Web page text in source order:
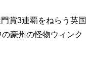
賞3連覇をねらう英国
豪州の怪物ウィンク